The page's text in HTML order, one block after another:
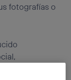
fotografías o